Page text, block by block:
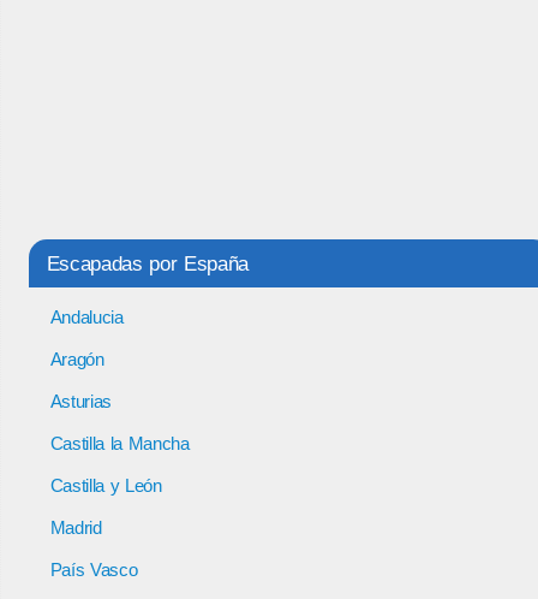
Escapadas por España
Andalucia
Aragón
Asturias
Castilla la Mancha
Castilla y León
Madrid
País Vasco